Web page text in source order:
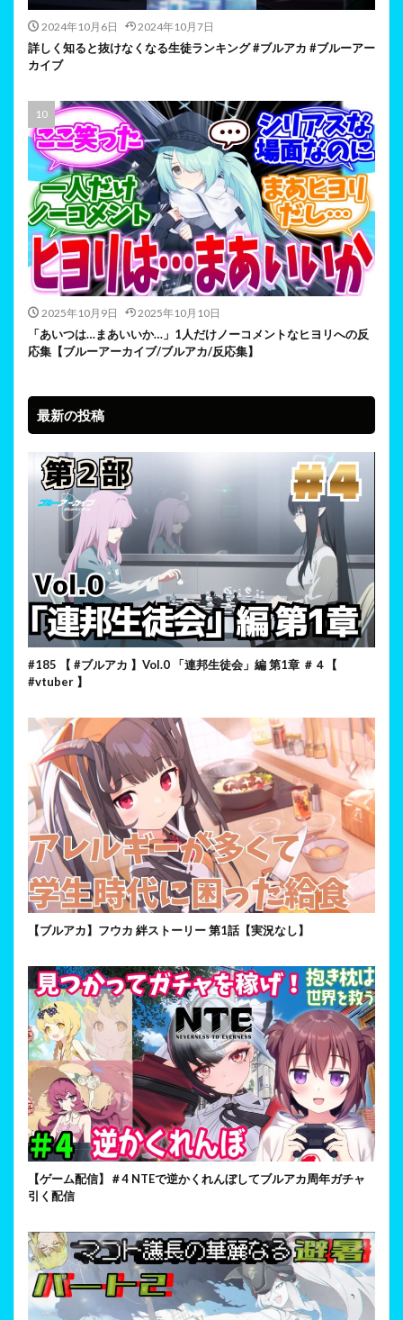
2024年10月6日 2024年10月7日
詳しく知ると抜けなくなる生徒ランキング #ブルアカ #ブルーアー
カイブ
2025年10月9日 2025年10月10日
「あいつは…まあいいか…」1人だけノーコメントなヒヨリへの反
応集【ブルーアーカイブ/ブルアカ/反応集】
最新の投稿
#185 【 #ブルアカ 】Vol.0 「連邦生徒会」編 第1章 ＃４【
#vtuber 】
【ブルアカ】フウカ 絆ストーリー 第1話【実況なし】
【ゲーム配信】＃4 NTEで逆かくれんぼしてブルアカ周年ガチャ
引く配信